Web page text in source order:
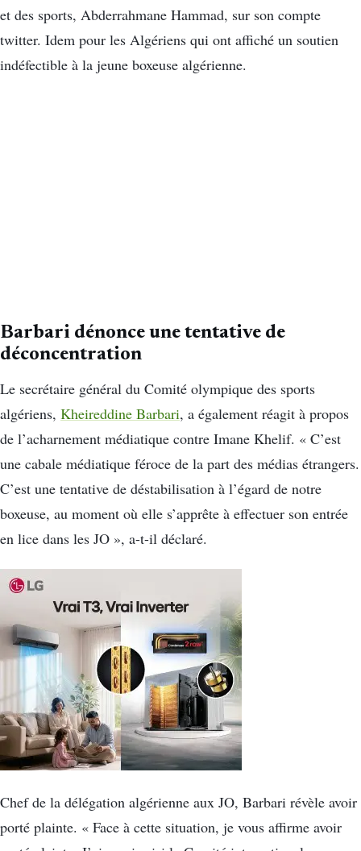
et des sports, Abderrahmane Hammad, sur son compte
twitter. Idem pour les Algériens qui ont affiché un soutien
indéfectible à la jeune boxeuse algérienne.
Barbari dénonce une tentative de
déconcentration
Le secrétaire général du Comité olympique des sports
algériens, Kheireddine Barbari, a également réagit à propos
de l’acharnement médiatique contre Imane Khelif. « C’est
une cabale médiatique féroce de la part des médias étrangers.
C’est une tentative de déstabilisation à l’égard de notre
boxeuse, au moment où elle s’apprête à effectuer son entrée
en lice dans les JO », a-t-il déclaré.
Chef de la délégation algérienne aux JO, Barbari révèle avoir
porté plainte. « Face à cette situation, je vous affirme avoir